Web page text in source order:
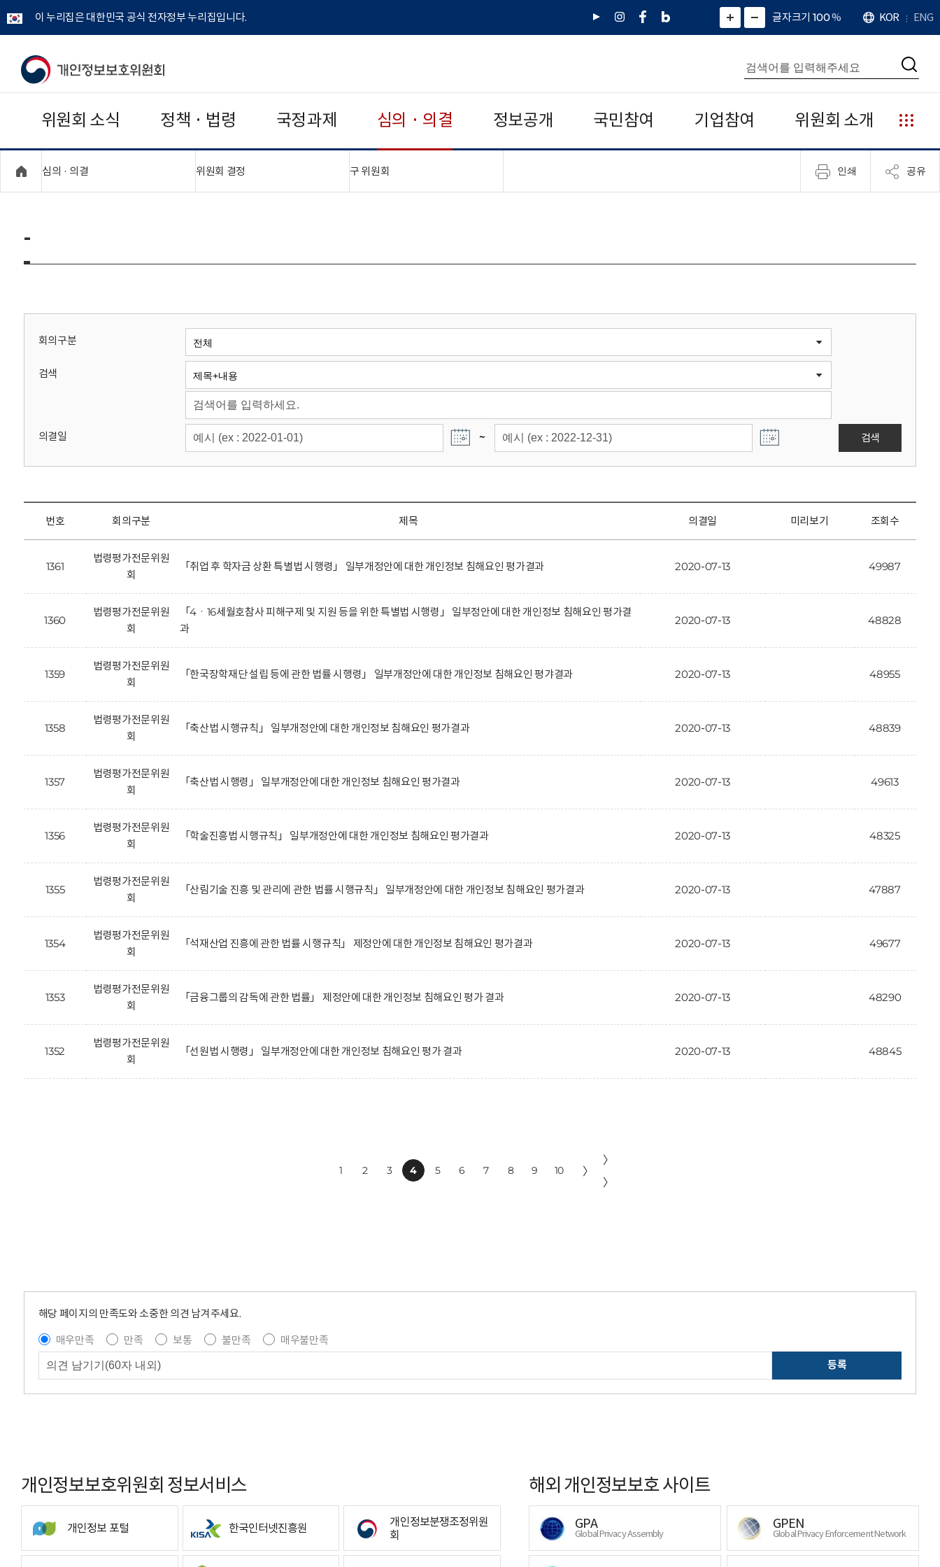
이 누리집은 대한민국 공식 전자정부 누리집입니다.
유
인
페
네
그
)
화
면
면
소
확
대
치
글자크기 100%
언
어
KOR ENG
개
보
보
위
회
통
합
검
색
검
위원회 소식 정책 · 법령 국정과제 심의 · 의결 정보공개 국민참여 기업참여 위원회 소개
누
리
집
안
심의 · 의결 위원회 결정 구 위원회 인쇄 공유
-
회의구분
검색
의결일 ~ 검색
번호 회의구분 제목 의결일 미리보기 조회수
1361
법령평가전문위원
회
「취업 후 학자금 상환 특별법 시행령」 일부개정안에 대한 개인정보 침해요인 평가결과 2020-07-13 49987
1360
법령평가전문위원
회
「4ㆍ16세월호참사 피해구제 및 지원 등을 위한 특별법 시행령」 일부정안에 대한 개인정보 침해요인 평가결
과
2020-07-13 48828
1359
법령평가전문위원
회
「한국장학재단 설립 등에 관한 법률 시행령」 일부개정안에 대한 개인정보 침해요인 평갸결과 2020-07-13 48955
1358
법령평가전문위원
회
「축산법 시행규칙」 일부개정안에 대한 개인정보 침해요인 평가결과 2020-07-13 48839
1357
법령평가전문위원
회
「축산법 시행령」 일부개정안에 대한 개인정보 침해요인 평가결과 2020-07-13 49613
1356
법령평가전문위원
회
「학술진흥법 시행규칙」 일부개정안에 대한 개인정보 침해요인 평가결과 2020-07-13 48325
1355
법령평가전문위원
회
「산림기술 진흥 및 관리에 관한 법률 시행규칙」 일부개정안에 대한 개인정보 침해요인 평가결과 2020-07-13 47887
1354
법령평가전문위원
회
「석재산업 진흥에 관한 법률 시행규칙」 제정안에 대한 개인정보 침해요인 평가결과 2020-07-13 49677
1353
법령평가전문위원
회
「금융그룹의 감독에 관한 법률」 제정안에 대한 개인정보 침해요인 평가 결과 2020-07-13 48290
1352
법령평가전문위원
회
「선원법 시행령」 일부개정안에 대한 개인정보 침해요인 평가 결과 2020-07-13 48845
1 2 3 4 5 6 7 8 9 10 〉
〉
〉
해당 페이지의 만족도와 소중한 의견 남겨주세요.
매우만족
만족 보통 불만족
매우불만족
등록
개인정보보호위원회 정보서비스
개인정보 포털 한국인터넷진흥원
개인정보분쟁조정위원
회
해외 개인정보보호 사이트
GPA
Global Privacy Assembly
GPEN
Global Privacy Enforcement Network